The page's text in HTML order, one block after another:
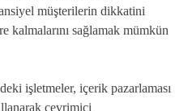
müşterilerin dikkatini
kalmalarını sağlamak mümkün
işletmeler, içerik pazarlaması
çevrimiçi